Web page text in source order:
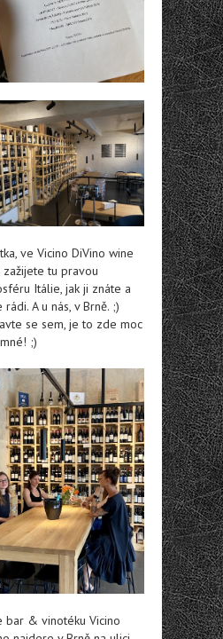
ve Vicino DiVino wine
zažijete tu pravou
Itálie, jak ji znáte a
rádi. A u nás, v Brně. ;)
se sem, je to zde moc
;)
bar & vinotéku Vicino